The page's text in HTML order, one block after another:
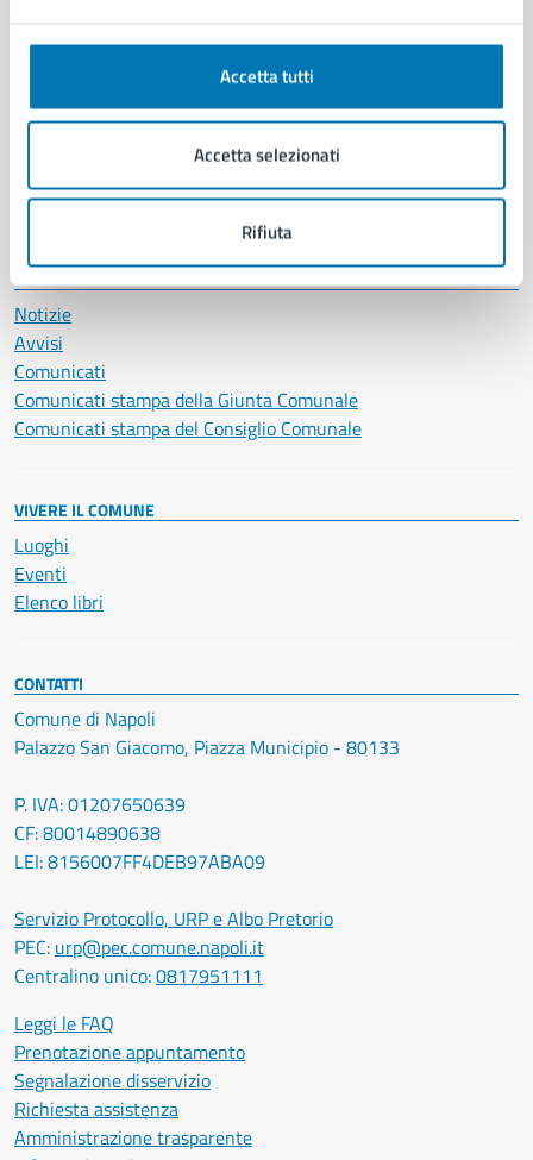
Accetta tutti
Accetta selezionati
Rifiuta
Educazione e formazione
Giustizia e sicurezza pubblica
Imprese e commercio
Salute, benessere e assistenza
Vita lavorativa
NOVITÀ
Notizie
Avvisi
Comunicati
Comunicati stampa della Giunta Comunale
Comunicati stampa del Consiglio Comunale
VIVERE IL COMUNE
Luoghi
Eventi
Elenco libri
CONTATTI
Comune di Napoli
Palazzo San Giacomo, Piazza Municipio - 80133
P. IVA: 01207650639
CF: 80014890638
LEI: 8156007FF4DEB97ABA09
Servizio Protocollo, URP e Albo Pretorio
PEC: urp@pec.comune.napoli.it
Centralino unico:0817951111
Leggi le FAQ
Prenotazione appuntamento
Segnalazione disservizio
Richiesta assistenza
Amministrazione trasparente